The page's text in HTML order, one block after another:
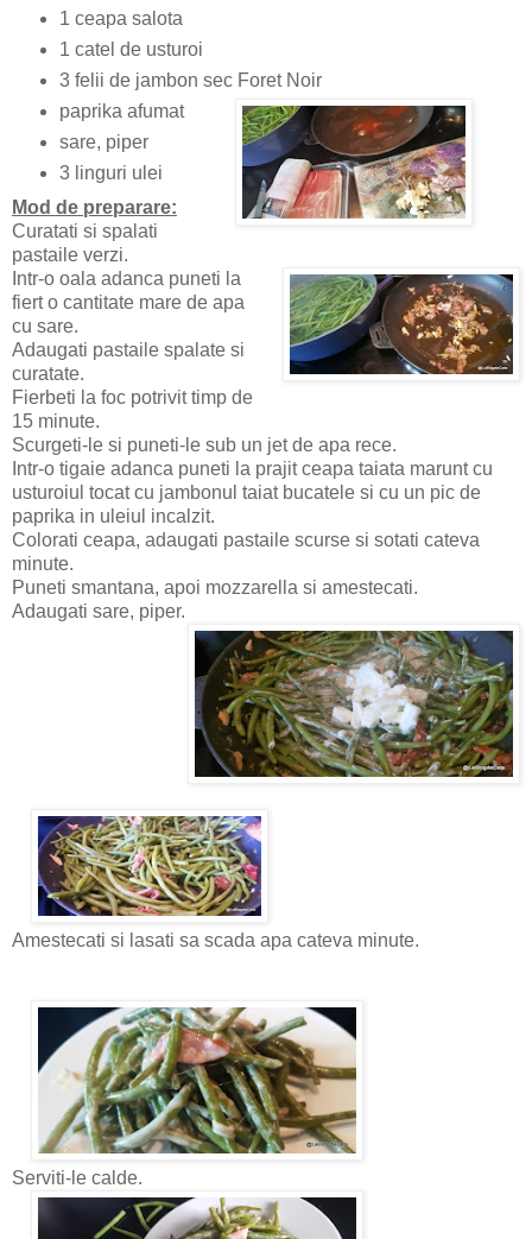
1 ceapa salota
1 catel de usturoi
3 felii de jambon sec Foret Noir
paprika afumat
sare, piper
3 linguri ulei
Mod de preparare:
Curatati si spalati
pastaile verzi.
Intr-o oala adanca puneti la
fiert o cantitate mare de apa
cu sare.
Adaugati pastaile spalate si
curatate.
Fierbeti la foc potrivit timp de
15 minute.
Scurgeti-le si puneti-le sub un jet de apa rece.
Intr-o tigaie adanca puneti la prajit ceapa taiata marunt cu
usturoiul tocat cu jambonul taiat bucatele si cu un pic de
paprika in uleiul incalzit.
Colorati ceapa, adaugati pastaile scurse si sotati cateva
minute.
Puneti smantana, apoi mozzarella si amestecati.
Adaugati sare, piper.
Amestecati si lasati sa scada apa cateva minute.
Serviti-le calde.